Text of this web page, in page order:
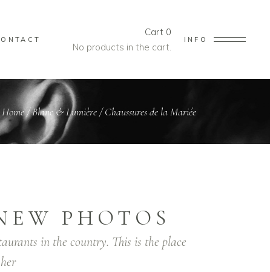
Cart 0
No products in the cart.
INFO
Home/Blanc & Lumière/Chaussures de la Mariée
PHOTOS
in the country. This is the place